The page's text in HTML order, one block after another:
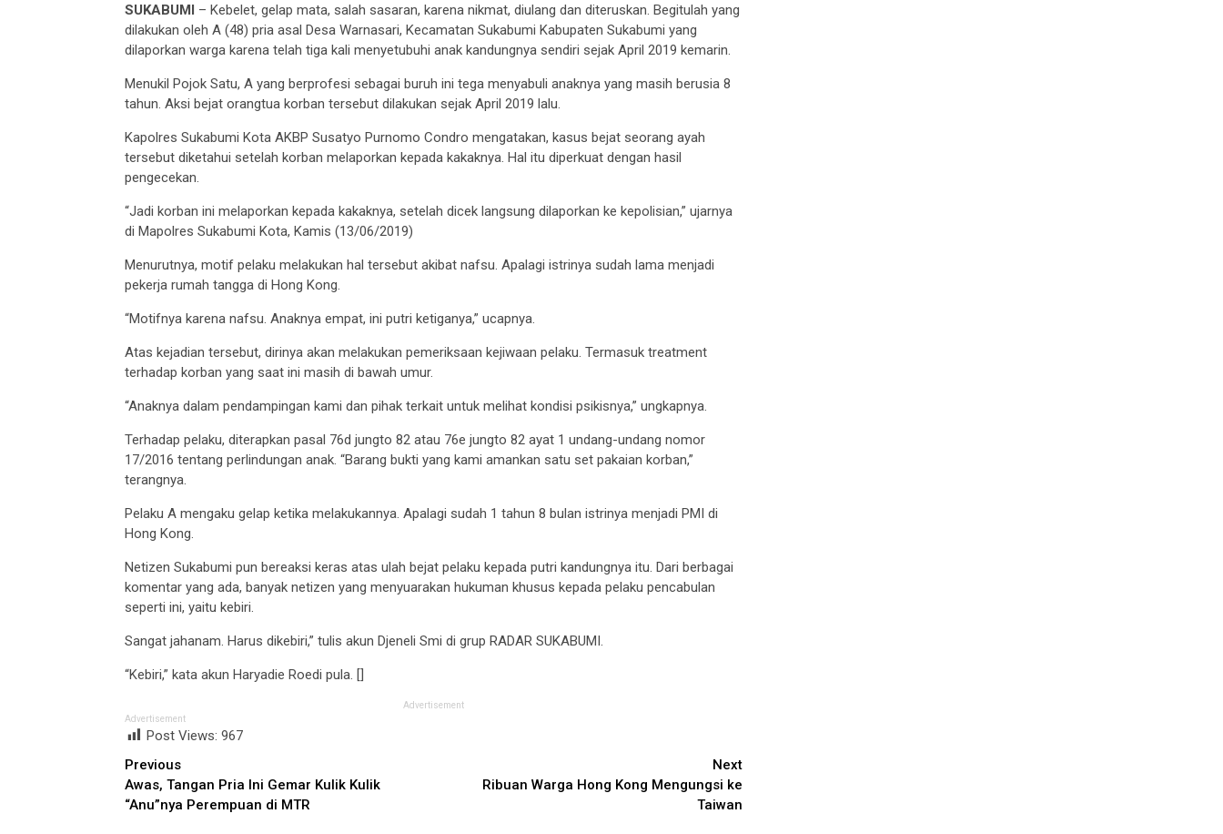
SUKABUMI – Kebelet, gelap mata, salah sasaran, karena nikmat, diulang dan diteruskan. Begitulah yang
dilakukan oleh A (48) pria asal Desa Warnasari, Kecamatan Sukabumi Kabupaten Sukabumi yang
dilaporkan warga karena telah tiga kali menyetubuhi anak kandungnya sendiri sejak April 2019 kemarin.
Menukil Pojok Satu, A yang berprofesi sebagai buruh ini tega menyabuli anaknya yang masih berusia 8
tahun. Aksi bejat orangtua korban tersebut dilakukan sejak April 2019 lalu.
Kapolres Sukabumi Kota AKBP Susatyo Purnomo Condro mengatakan, kasus bejat seorang ayah
tersebut diketahui setelah korban melaporkan kepada kakaknya. Hal itu diperkuat dengan hasil
pengecekan.
“Jadi korban ini melaporkan kepada kakaknya, setelah dicek langsung dilaporkan ke kepolisian,” ujarnya
di Mapolres Sukabumi Kota, Kamis (13/06/2019)
Menurutnya, motif pelaku melakukan hal tersebut akibat nafsu. Apalagi istrinya sudah lama menjadi
pekerja rumah tangga di Hong Kong.
“Motifnya karena nafsu. Anaknya empat, ini putri ketiganya,” ucapnya.
Atas kejadian tersebut, dirinya akan melakukan pemeriksaan kejiwaan pelaku. Termasuk treatment
terhadap korban yang saat ini masih di bawah umur.
“Anaknya dalam pendampingan kami dan pihak terkait untuk melihat kondisi psikisnya,” ungkapnya.
Terhadap pelaku, diterapkan pasal 76d jungto 82 atau 76e jungto 82 ayat 1 undang-undang nomor
17/2016 tentang perlindungan anak. “Barang bukti yang kami amankan satu set pakaian korban,”
terangnya.
Pelaku A mengaku gelap ketika melakukannya. Apalagi sudah 1 tahun 8 bulan istrinya menjadi PMI di
Hong Kong.
Netizen Sukabumi pun bereaksi keras atas ulah bejat pelaku kepada putri kandungnya itu. Dari berbagai
komentar yang ada, banyak netizen yang menyuarakan hukuman khusus kepada pelaku pencabulan
seperti ini, yaitu kebiri.
Sangat jahanam. Harus dikebiri,” tulis akun Djeneli Smi di grup RADAR SUKABUMI.
“Kebiri,” kata akun Haryadie Roedi pula. []
Advertisement
Advertisement
Post Views:967
Continue
Reading
Previous
Awas, Tangan Pria Ini Gemar Kulik Kulik
“Anu”nya Perempuan di MTR
Next
Ribuan Warga Hong Kong Mengungsi ke
Taiwan